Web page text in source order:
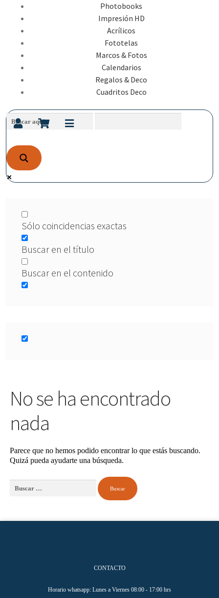
Photobooks
Impresión HD
Acrílicos
Fototelas
Marcos & Fotos
Calendarios
Regalos & Deco
Cuadritos Deco
Sólo coincidencias exactas
Buscar en el título
Buscar en el contenido
No se ha encontrado
nada
Parece que no hemos podido encontrar lo que estás buscando.
Quizá pueda ayudarte una búsqueda.
Buscar:
CONTACTO
Horario whatsapp: Lunes a Viernes 08:00 - 17:00 hrs